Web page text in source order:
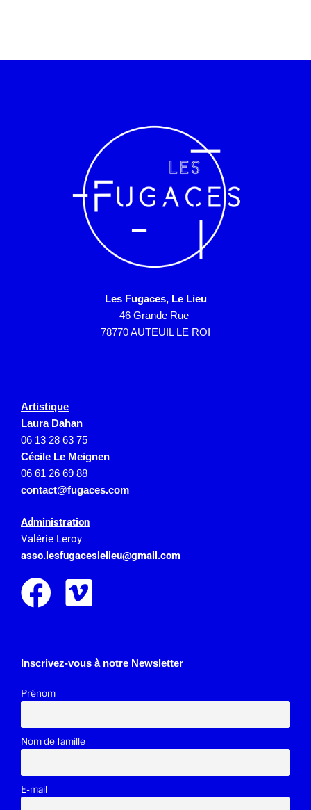
Les Fugaces, Le Lieu
46 Grande Rue
78770 AUTEUIL LE ROI
Artistique
Laura Dahan
06 13 28 63 75
Cécile Le Meignen
06 61 26 69 88
contact@fugaces.com
Administration
Valérie Leroy
asso.lesfugaceslelieu@gmail.com
Inscrivez-vous à notre Newsletter
Prénom
Nom de famille
E-mail